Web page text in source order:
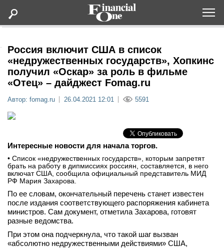
Статьи
Дайджесты
Мероприятия
Новости
Интервью
вконтакте
телеграм
Россия включит США в список
«недружественных государств», Хопкинс
получил «Оскар» за роль в фильме
«Отец» – дайджест Fomag.ru
Автор: fomag.ru 26.04.2021 12:01 5591
Интересные новости для начала торгов.
• Список «недружественных государств», которым запретят
брать на работу в дипмиссиях россиян, составляется, в него
включат США, сообщила официальный представитель МИД
РФ Мария Захарова.
По ее словам, окончательный перечень станет известен
после издания соответствующего распоряжения кабинета
министров. Сам документ, отметила Захарова, готовят
разные ведомства.
При этом она подчеркнула, что такой шаг вызван
«абсолютно недружественными действиями» США,